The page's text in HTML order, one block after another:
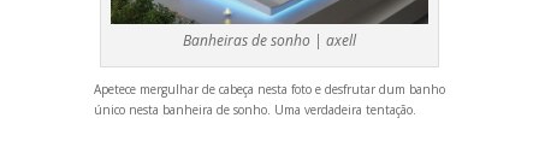
Banheiras de sonho | axell
Apetece mergulhar de cabeça nesta foto e desfrutar dum banho
único nesta banheira de sonho. Uma verdadeira tentação.